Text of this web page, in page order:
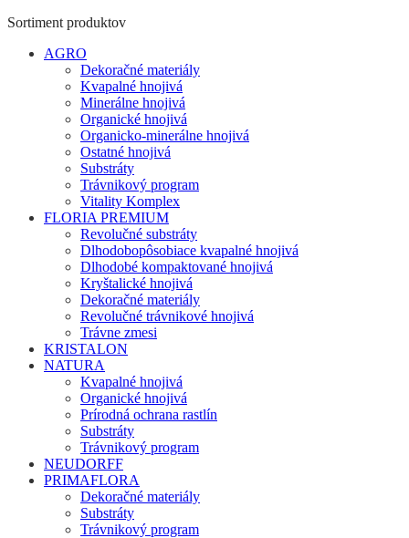
Sortiment produktov
AGRO
Dekoračné materiály
Kvapalné hnojivá
Minerálne hnojivá
Organické hnojivá
Organicko-minerálne hnojivá
Ostatné hnojivá
Substráty
Trávnikový program
Vitality Komplex
FLORIA PREMIUM
Revolučné substráty
Dlhodobopôsobiace kvapalné hnojivá
Dlhodobé kompaktované hnojivá
Kryštalické hnojivá
Dekoračné materiály
Revolučné trávnikové hnojivá
Trávne zmesi
KRISTALON
NATURA
Kvapalné hnojivá
Organické hnojivá
Prírodná ochrana rastlín
Substráty
Trávnikový program
NEUDORFF
PRIMAFLORA
Dekoračné materiály
Substráty
Trávnikový program